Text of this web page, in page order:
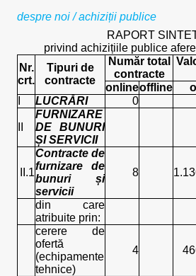
despre noi/achiziții publice
RAPORT
privind achizițiile publice
Nr.
crt.
Tipuri de
contracte
Număr total
contracte
onlineoffline
LUCRĂRI 0
FURNIZARE
DE BUNURI
ȘI SERVICII
II.1
Contracte de
furnizare de
bunuri și
servicii
8
din care
atribuite prin:
cerere de
ofertă
(echipamente
tehnice)
4